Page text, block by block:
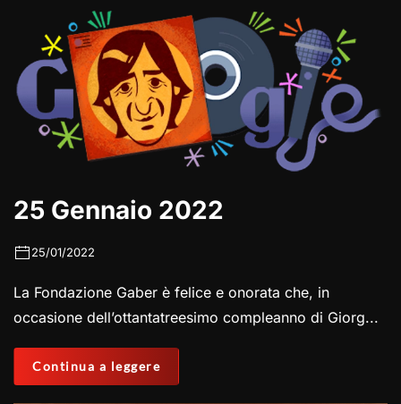
25 Gennaio 2022
25/01/2022
La Fondazione Gaber è felice e onorata che, in
occasione dell’ottantatreesimo compleanno di Giorg...
Continua a leggere